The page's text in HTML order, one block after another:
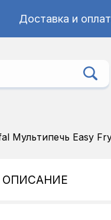
Доставка и
Мультипечь Easy
ОПИСАНИЕ